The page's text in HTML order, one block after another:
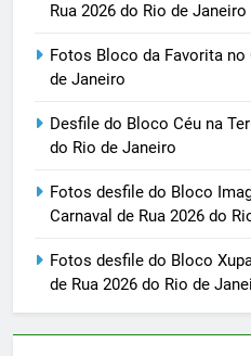
Rua 2026 do Rio de Janeiro
Fotos Bloco da Favorita no
de Janeiro
Desfile do Bloco Céu na
do Rio de Janeiro
Fotos desfile do Bloco
Carnaval de Rua 2026 do
Fotos desfile do Bloco
de Rua 2026 do Rio de